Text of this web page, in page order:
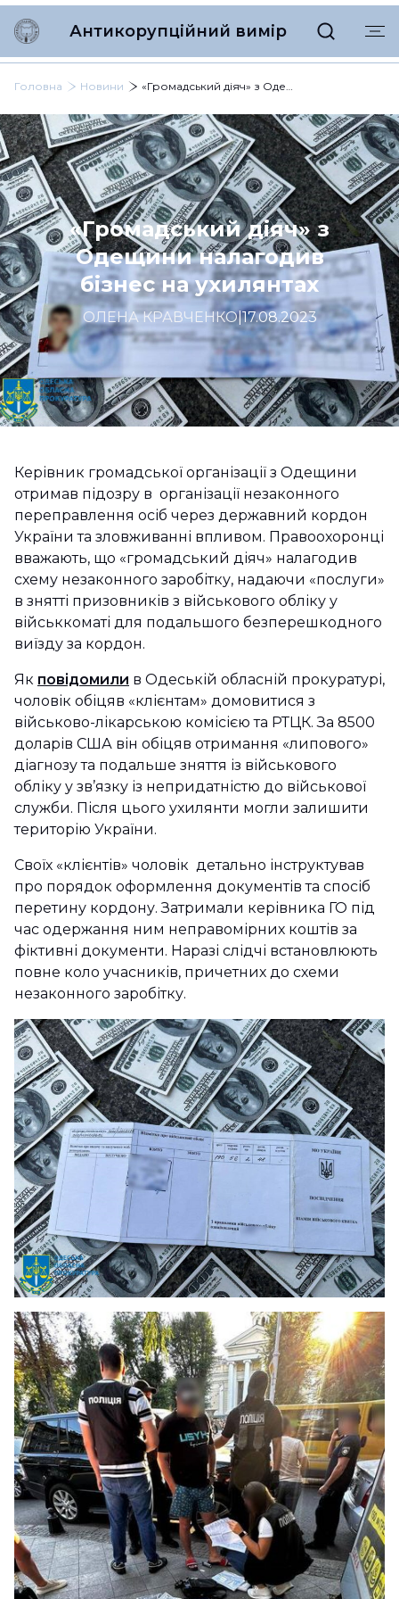
Антикорупційний вимір
Головна Новини «Громадський діяч» з Одещини налагодив бізнес на ухилянтах
«Громадський діяч» з
Одещини налагодив
бізнес на ухилянтах
ОЛЕНА КРАВЧЕНКО|17.08.2023
Керівник громадської організації з Одещини
отримав підозру в організації незаконного
переправлення осіб через державний кордон
України та зловживанні впливом. Правоохоронці
вважають, що «громадський діяч» налагодив
схему незаконного заробітку, надаючи «послуги»
в знятті призовників з військового обліку у
військкоматі для подальшого безперешкодного
виїзду за кордон.
Як повідомили в Одеській обласній прокуратурі,
чоловік обіцяв «клієнтам» домовитися з
військово-лікарською комісією та РТЦК. За 8500
доларів США він обіцяв отримання «липового»
діагнозу та подальше зняття із військового
обліку у зв’язку із непридатністю до військової
служби. Після цього ухилянти могли залишити
територію України.
Своїх «клієнтів» чоловік детально інструктував
про порядок оформлення документів та спосіб
перетину кордону. Затримали керівника ГО під
час одержання ним неправомірних коштів за
фіктивні документи. Наразі слідчі встановлюють
повне коло учасників, причетних до схеми
незаконного заробітку.